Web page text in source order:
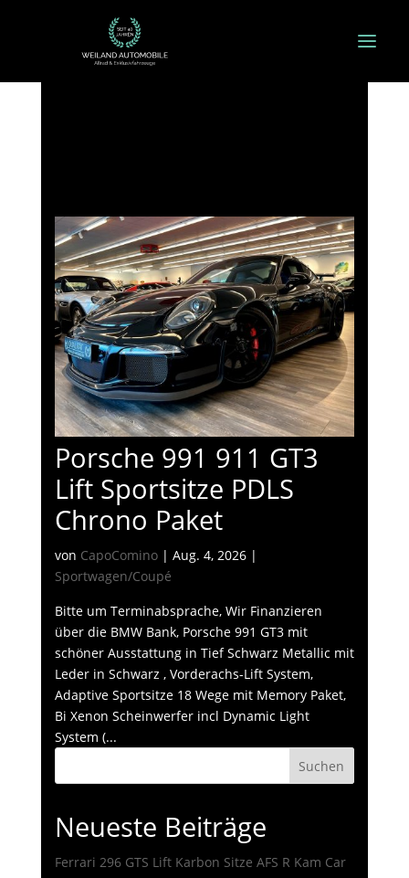
Porsche 991 911 GT3
Lift Sportsitze PDLS
Chrono Paket
von CapoComino| Aug. 4, 2026|
Sportwagen/Coupé
Bitte um Terminabsprache, Wir Finanzieren
über die BMW Bank, Porsche 991 GT3 mit
schöner Ausstattung in Tief Schwarz Metallic mit
Leder in Schwarz , Vorderachs-Lift System,
Adaptive Sportsitze 18 Wege mit Memory Paket,
Bi Xenon Scheinwerfer incl Dynamic Light
System (...
Suchen
Neueste Beiträge
Ferrari 296 GTS Lift Karbon Sitze AFS R Kam Car